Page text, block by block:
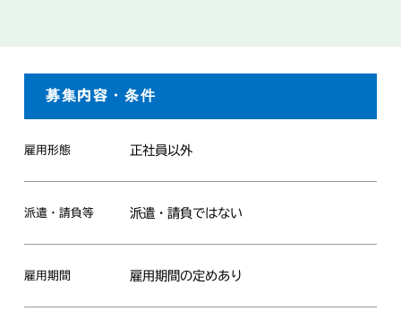
募集内容・条件
雇用形態 正社員以外
派遣・請負等 派遣・請負ではない
雇用期間 雇用期間の定めあり